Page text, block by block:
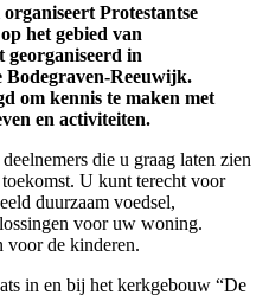
Protestantse
het gebied van
in
Bodegraven-Reeuwijk.
om kennis te maken met
en activiteiten.
die u graag laten zien
U kunt terecht voor
duurzaam voedsel,
voor uw woning.
voor de kinderen.
in en bij het kerkgebouw “De